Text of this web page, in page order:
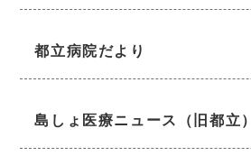
都立病院だより
島しょ医療ニュース（旧都立）